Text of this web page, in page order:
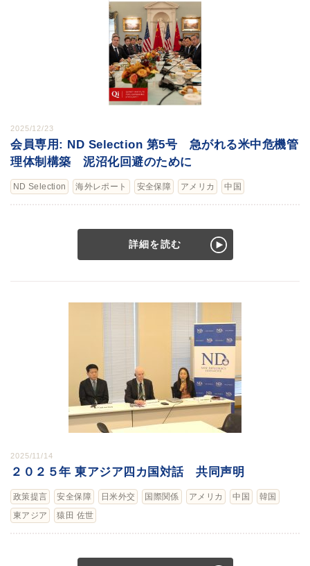
2025/12/23
会員専用: ND Selection 第5号 急がれる米中危機管
理体制構築 泥沼化回避のために
ND Selection 海外レポート 安全保障 アメリカ 中国
詳細を読む
2025/11/14
２０２５年 東アジア四カ国対話 共同声明
政策提言 安全保障 日米外交 国際関係 アメリカ 中国
韓国
東アジア
猿田 佐世